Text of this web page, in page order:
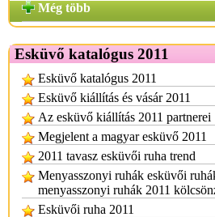
Még több
Esküvő katalógus 2011
Esküvő katalógus 2011
Esküvő kiállítás és vásár 2011
Az esküvő kiállítás 2011 partnerei
Megjelent a magyar esküvő 2011
2011 tavasz esküvői ruha trend
Menyasszonyi ruhák esküvői
menyasszonyi ruhák 2011
Esküvői ruha 2011